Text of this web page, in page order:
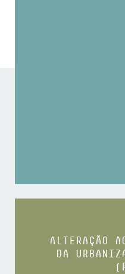
ALTERAÇÃO
DA